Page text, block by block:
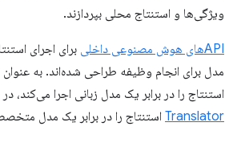
ویژگی‌ها و استنتاج محلی بپردازند.
APIهای هوش مصنوعی داخلی
برای اجرای
مدل برای انجام وظیفه طراحی شده‌اند. به عنوان
استنتاج را در برابر یک مدل زبانی اجرا می‌کند،
Translator استنتاج را در برابر یک مدل